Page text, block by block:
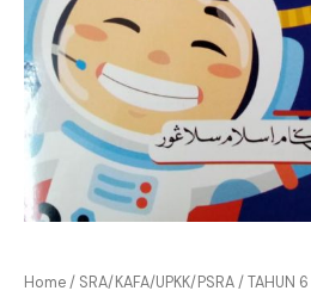
Home/ SRA/KAFA/UPKK/PSRA/TAHUN 6